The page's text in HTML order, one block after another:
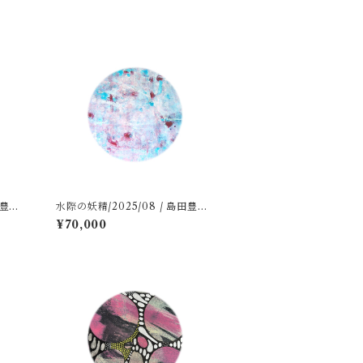
水際の妖精/2025/08 / 島田豊実
Shimada Toyomi
¥70,000